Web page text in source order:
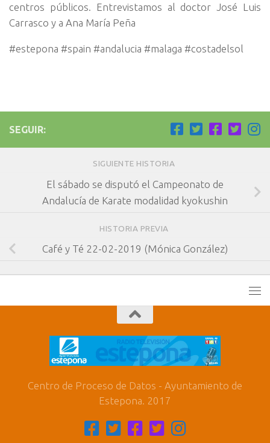
centros públicos. Entrevistamos al doctor José Luis
Carrasco y a Ana María Peña
#estepona #spain #andalucia #malaga #costadelsol
SEGUIR:
SIGUIENTE HISTORIA
El sábado se disputó el Campeonato de
Andalucía de Karate modalidad kyokushin
HISTORIA PREVIA
Café y Té 22-02-2019 (Mónica González)
Centro de Proceso de Datos - Ayuntamiento de
Estepona. 2017